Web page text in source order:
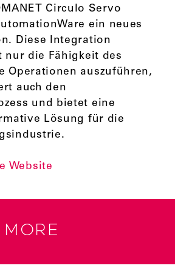
Circulo Servo
ein neues
Diese Integration
nur die Fähigkeit des
Operationen auszuführen,
auch den
und bietet eine
Lösung für die
Website